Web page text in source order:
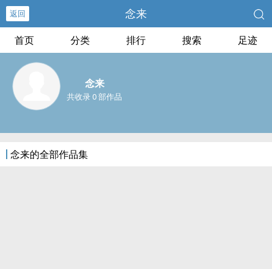
返回 念来
首页 分类 排行 搜索 足迹
念来
共收录 0 部作品
念来的全部作品集